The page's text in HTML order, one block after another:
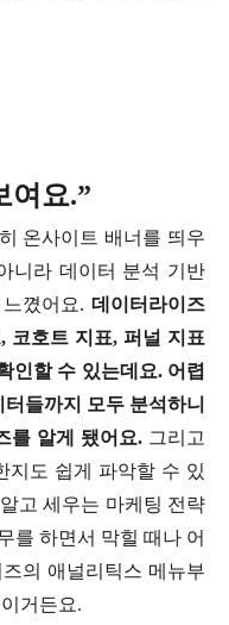
여요.”
온사이트 배너를 띄우
니라 데이터 분석 기반
꼈어요. 데이터라이즈
코호트 지표, 퍼널 지표
인할 수 있는데요. 어렵
들까지 모두 분석하니
를 알게 됐어요.그리고
지도 쉽게 파악할 수 있
고 세우는 마케팅 전략
를 하면서 막힐 때나 어
의 애널리틱스 메뉴부
거든요.